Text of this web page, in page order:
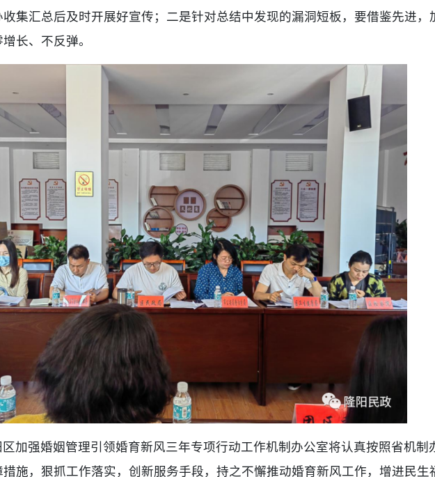
集汇总后及时开展好宣传；二是针对总结中发现的漏洞短板，要借鉴先进
长、不反弹。
加强婚姻管理引领婚育新风三年专项行动工作机制办公室将认真按照省机
施，狠抓工作落实，创新服务手段，持之不懈推动婚育新风工作，增进民